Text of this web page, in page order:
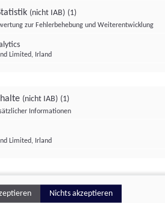
(nicht IAB) (1)
zur Fehlerbehebung und Weiterentwicklung
Limited, Irland
(nicht IAB) (1)
Informationen
Limited, Irland
Nichts akzeptieren